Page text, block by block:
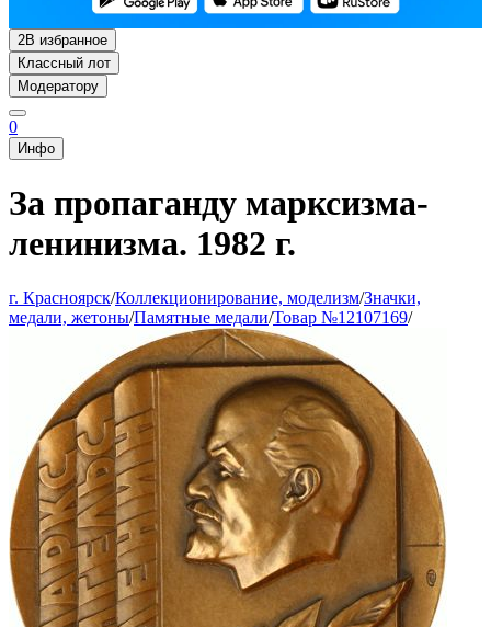
2В избранное
Классный лот
Модератору
0
Инфо
За пропаганду марксизма-
ленинизма. 1982 г.
г. Красноярск/Коллекционирование, моделизм/Значки,
медали, жетоны/Памятные медали/Товар №12107169/